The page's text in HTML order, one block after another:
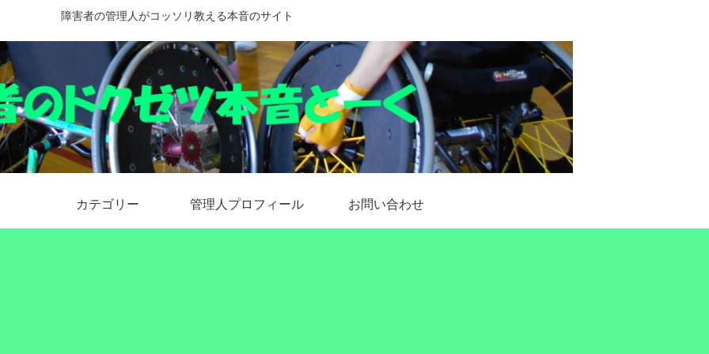
障害者の管理人がコッソリ教える本音のサイト
カテゴリー 管理人プロフィール お問い合わせ